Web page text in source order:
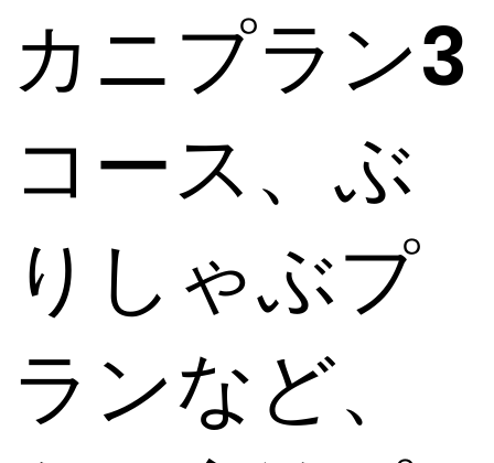
カニプラン3
コース、ぶ
りしゃぶプ
ランなど、